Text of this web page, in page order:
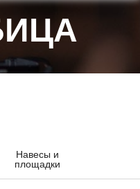
Навесы и
площадки